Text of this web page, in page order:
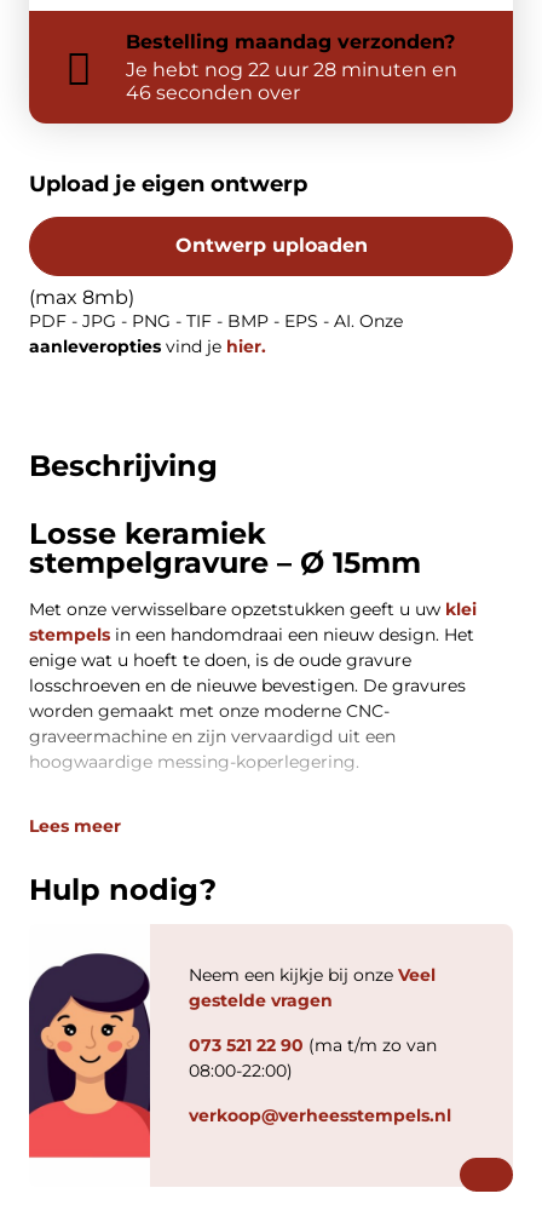
Beschrijving
Losse keramiek
stempelgravure – Ø 15mm
Met onze verwisselbare opzetstukken geeft u uw klei
stempels in een handomdraai een nieuw design. Het
enige wat u hoeft te doen, is de oude gravure
losschroeven en de nieuwe bevestigen. De gravures
worden gemaakt met onze moderne CNC-
graveermachine en zijn vervaardigd uit een
hoogwaardige messing-koperlegering.
Lees meer
Hulp nodig?
Neem een kijkje bij onze Veel
gestelde vragen
073 521 22 90 (ma t/m zo van
08:00-22:00)
verkoop@verheesstempels.nl
Bestelling maandag verzonden?
Je hebt nog 22 uur 28 minuten en
46 seconden over
Upload je eigen ontwerp
Ontwerp uploaden
(max 8mb)
PDF - JPG - PNG - TIF - BMP - EPS - AI. Onze
aanleveropties vind je hier.